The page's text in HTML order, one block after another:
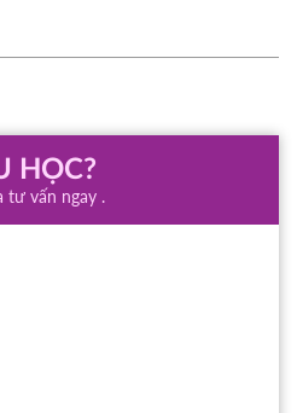
HỌC?
tư vấn ngay .